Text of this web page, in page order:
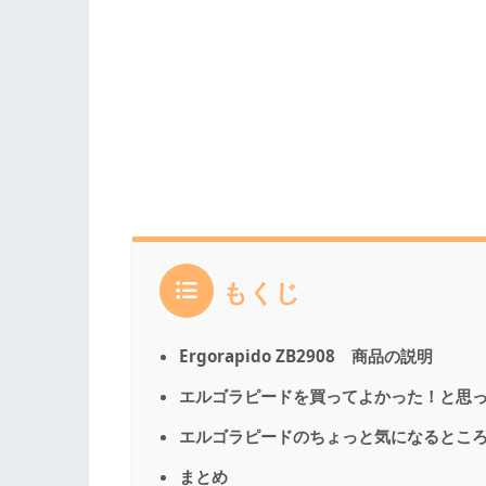
もくじ
Ergorapido ZB2908 商品の説明
エルゴラピードを買ってよかった！と思
エルゴラピードのちょっと気になるところ
まとめ